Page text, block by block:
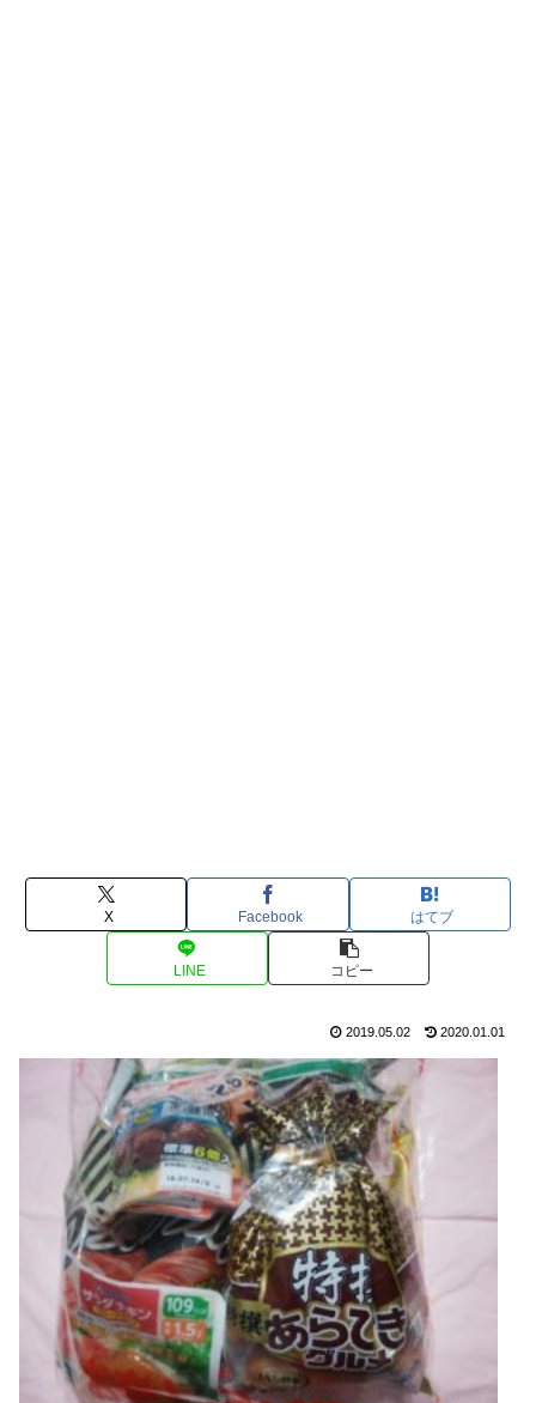
X Facebook はてブ
LINE コピー
2019.05.02 2020.01.01